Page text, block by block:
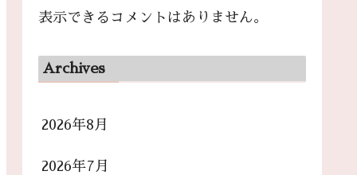
表示できるコメントはありません。
Archives
2026年8月
2026年7月